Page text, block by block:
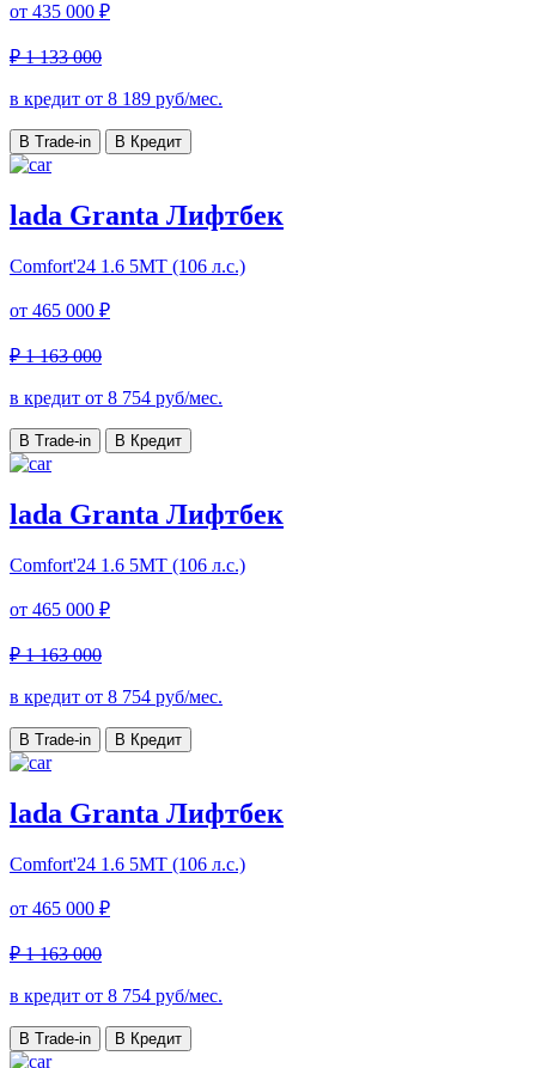
от 435 000 ₽
₽ 1 133 000
в кредит от 8 189 руб/мес.
В Trade-in В Кредит
lada Granta Лифтбек
Comfort'24 1.6 5МТ (106 л.с.)
от 465 000 ₽
₽ 1 163 000
в кредит от 8 754 руб/мес.
В Trade-in В Кредит
lada Granta Лифтбек
Comfort'24 1.6 5МТ (106 л.с.)
от 465 000 ₽
₽ 1 163 000
в кредит от 8 754 руб/мес.
В Trade-in В Кредит
lada Granta Лифтбек
Comfort'24 1.6 5МТ (106 л.с.)
от 465 000 ₽
₽ 1 163 000
в кредит от 8 754 руб/мес.
В Trade-in В Кредит